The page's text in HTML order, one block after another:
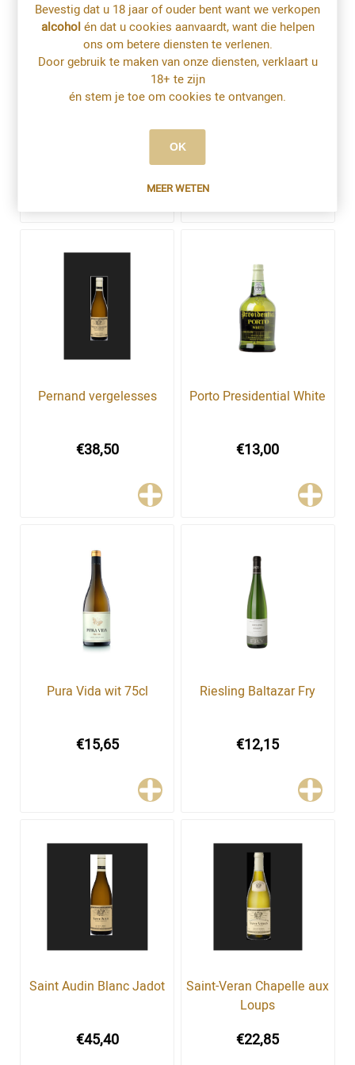
Montecillo Albariño Moulin les Lys Sancerre
Pernand vergelesses
€38,50
Porto Presidential White
€13,00
Pura Vida wit 75cl
€15,65
Riesling Baltazar Fry
€12,15
Saint Audin Blanc Jadot
€45,40
Saint-Veran Chapelle aux
Loups
€22,85
Bevestig dat u 18 jaar of ouder bent want we verkopen
alcoholén dat u cookies aanvaardt, want die helpen
ons om betere diensten te verlenen.
Door gebruik te maken van onze diensten, verklaart u
18+ te zijn
én stem je toe om cookies te ontvangen.
OK
MEER WETEN